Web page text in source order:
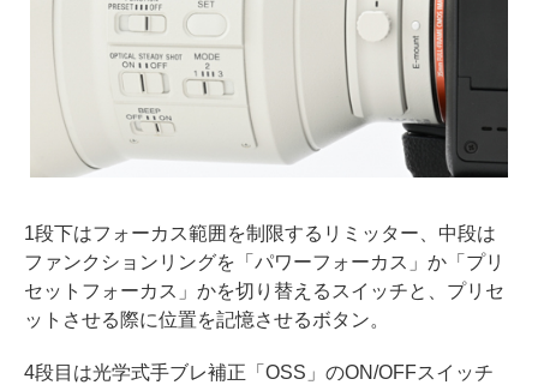
1段下はフォーカス範囲を制限するリミッター、中段は
ファンクションリングを「パワーフォーカス」か「プリ
セットフォーカス」かを切り替えるスイッチと、プリセ
ットさせる際に位置を記憶させるボタン。
4段目は光学式手ブレ補正「OSS」のON/OFFスイッチ